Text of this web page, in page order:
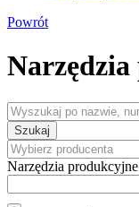
Powrót
Szukaj
Narzędzia produkcyjne